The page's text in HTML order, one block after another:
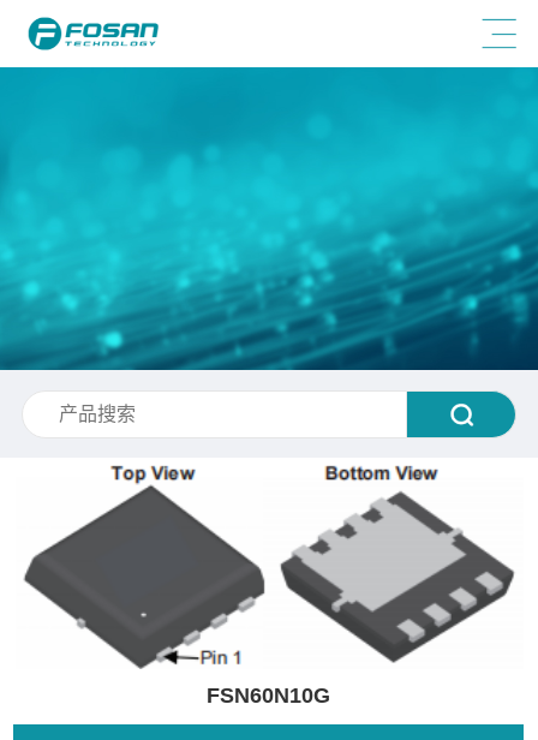
FSN60N10G